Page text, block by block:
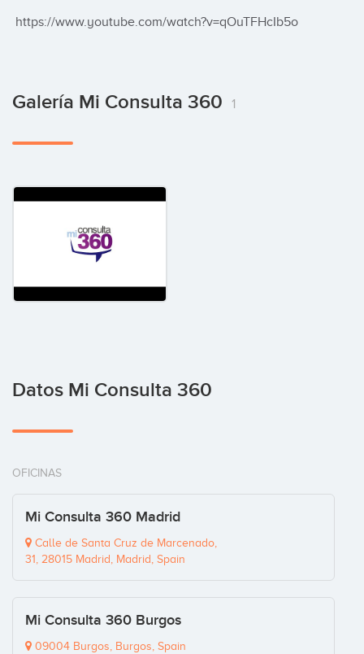
https://www.youtube.com/watch?v=qOuTFHcIb5o
Galería Mi Consulta 360 1
Datos Mi Consulta 360
OFICINAS
Mi Consulta 360 Madrid
Calle de Santa Cruz de Marcenado,
31, 28015 Madrid, Madrid, Spain
Mi Consulta 360 Burgos
09004 Burgos, Burgos, Spain